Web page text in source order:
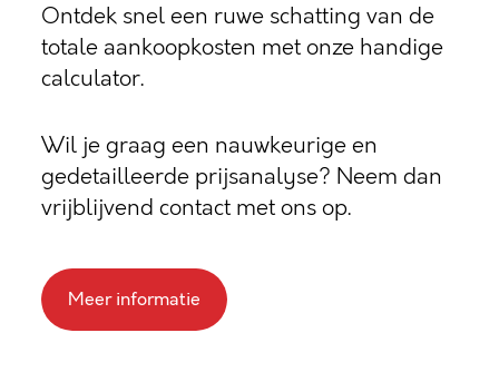
Ontdek snel een ruwe schatting van de
totale aankoopkosten met onze handige
calculator.
Wil je graag een nauwkeurige en
gedetailleerde prijsanalyse? Neem dan
vrijblijvend contact met ons op.
Meer informatie